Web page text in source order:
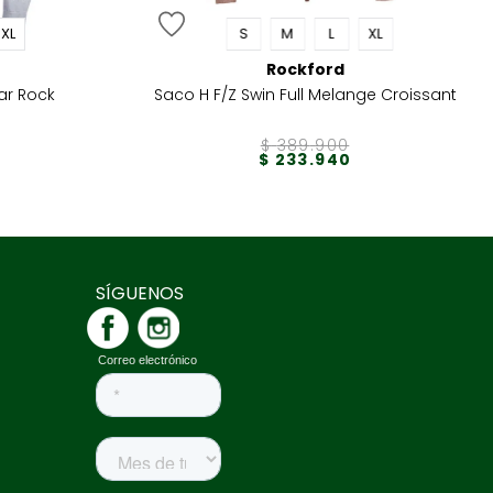
XL
Rock
S M L XL
Rockford
Saco H F/Z Swin Full Melange Croissant
$ 389.900
$ 233.940
SÍGUENOS